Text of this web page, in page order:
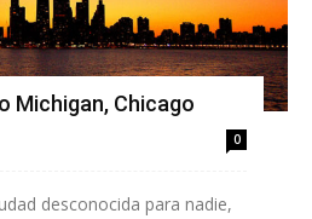
Michigan, Chicago
0
desconocida para nadie,